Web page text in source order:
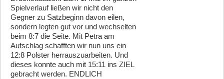
Spielverlauf ließen wir nicht den
Gegner zu Satzbeginn davon eilen,
sondern legten gut vor und wechselten
beim 8:7 die Seite. Mit Petra am
Aufschlag schafften wir nun uns ein
12:8 Polster herrauszuarbeiten. Und
dieses konnte auch mit 15:11 ins ZIEL
gebracht werden. ENDLICH